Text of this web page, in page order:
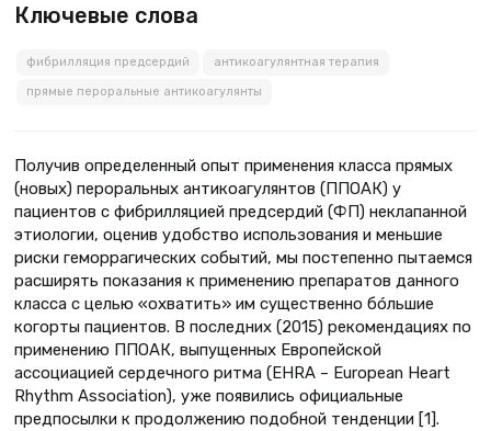
Ключевые слова
фибрилляция предсердий антикоагулянтная терапия
прямые пероральные антикоагулянты
Получив определенный опыт применения класса прямых
(новых) пероральных антикоагулянтов (ППОАК) у
пациентов с фибрилляцией предсердий (ФП) неклапанной
этиологии, оценив удобство использования и меньшие
риски геморрагических событий, мы постепенно пытаемся
расширять показания к применению препаратов данного
класса с целью «охватить» им существенно бóльшие
когорты пациентов. В последних (2015) рекомендациях по
применению ППОАК, выпущенных Европейской
ассоциацией сердечного ритма (EHRA – European Heart
Rhythm Association), уже появились официальные
предпосылки к продолжению подобной тенденции [1].